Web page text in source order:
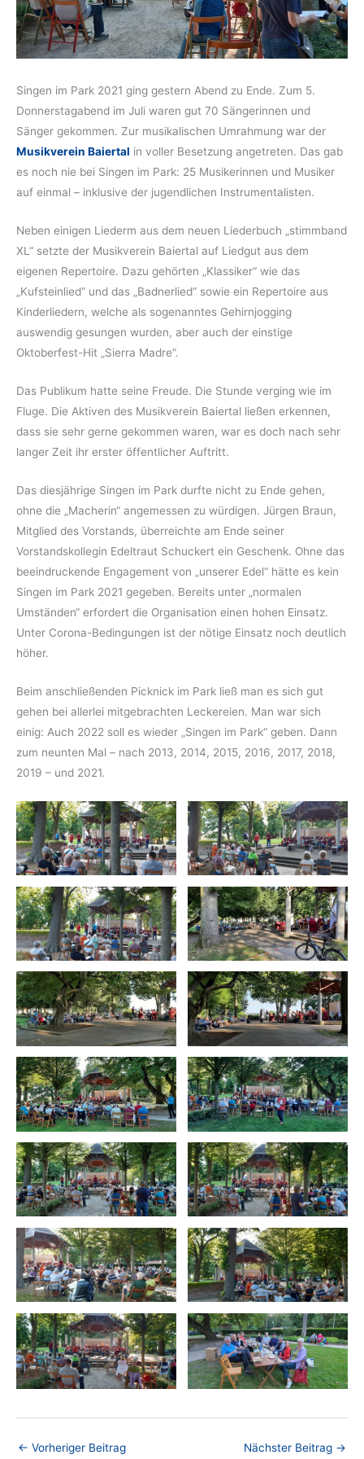
Singen im Park 2021 ging gestern Abend zu Ende. Zum 5.
Donnerstagabend im Juli waren gut 70 Sängerinnen und
Sänger gekommen. Zur musikalischen Umrahmung war der
Musikverein Baiertal in voller Besetzung angetreten. Das gab
es noch nie bei Singen im Park: 25 Musikerinnen und Musiker
auf einmal – inklusive der jugendlichen Instrumentalisten.
Neben einigen Liederm aus dem neuen Liederbuch „stimmband
XL“ setzte der Musikverein Baiertal auf Liedgut aus dem
eigenen Repertoire. Dazu gehörten „Klassiker“ wie das
„Kufsteinlied“ und das „Badnerlied“ sowie ein Repertoire aus
Kinderliedern, welche als sogenanntes Gehirnjogging
auswendig gesungen wurden, aber auch der einstige
Oktoberfest-Hit „Sierra Madre“.
Das Publikum hatte seine Freude. Die Stunde verging wie im
Fluge. Die Aktiven des Musikverein Baiertal ließen erkennen,
dass sie sehr gerne gekommen waren, war es doch nach sehr
langer Zeit ihr erster öffentlicher Auftritt.
Das diesjährige Singen im Park durfte nicht zu Ende gehen,
ohne die „Macherin“ angemessen zu würdigen. Jürgen Braun,
Mitglied des Vorstands, überreichte am Ende seiner
Vorstandskollegin Edeltraut Schuckert ein Geschenk. Ohne das
beeindruckende Engagement von „unserer Edel“ hätte es kein
Singen im Park 2021 gegeben. Bereits unter „normalen
Umständen“ erfordert die Organisation einen hohen Einsatz.
Unter Corona-Bedingungen ist der nötige Einsatz noch deutlich
höher.
Beim anschließenden Picknick im Park ließ man es sich gut
gehen bei allerlei mitgebrachten Leckereien. Man war sich
einig: Auch 2022 soll es wieder „Singen im Park“ geben. Dann
zum neunten Mal – nach 2013, 2014, 2015, 2016, 2017, 2018,
2019 – und 2021.
← Vorheriger Beitrag Nächster Beitrag →